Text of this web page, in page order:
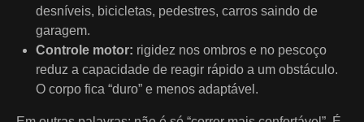
desníveis, bicicletas, pedestres, carros saindo de
garagem.
Controle motor: rigidez nos ombros e no pescoço
reduz a capacidade de reagir rápido a um obstáculo.
O corpo fica “duro” e menos adaptável.